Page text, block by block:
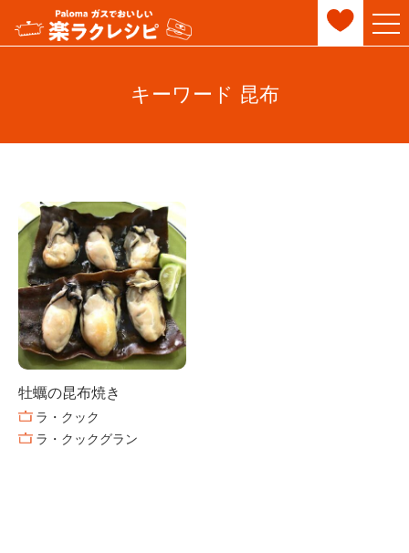
キーワード 昆布
牡蠣の昆布焼き
ラ・クック
ラ・クックグラン